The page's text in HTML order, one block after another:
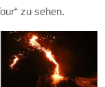
zu sehen.